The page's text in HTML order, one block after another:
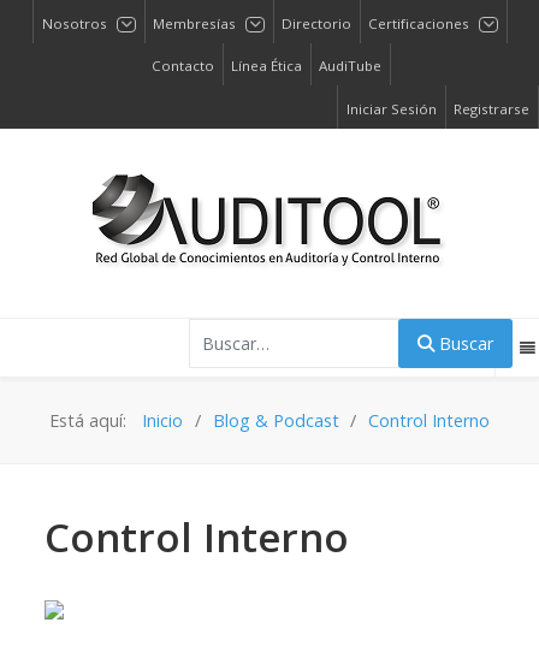
Nosotros Membresías Directorio Certificaciones
Contacto Línea Ética AudiTube
Iniciar Sesión Registrarse
Buscar
Está aquí: Inicio Blog & Podcast Control Interno
Control Interno